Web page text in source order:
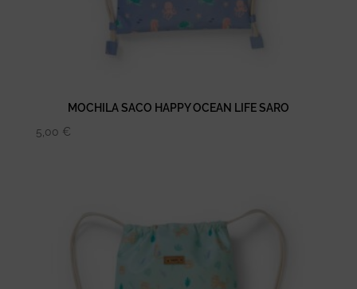
MOCHILA SACO HAPPY OCEAN LIFE SARO
5,00 €